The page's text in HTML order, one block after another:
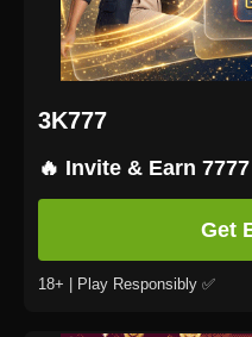
3K777
🔥 Invite & Earn
Get
18+ | Play Responsibly ✅